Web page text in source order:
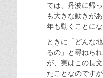
ては、丹波に帰
も大きな動きが
年も動くことにな
ときに「どんな
るの」と尋ねら
が、実はこの長
たことなのです